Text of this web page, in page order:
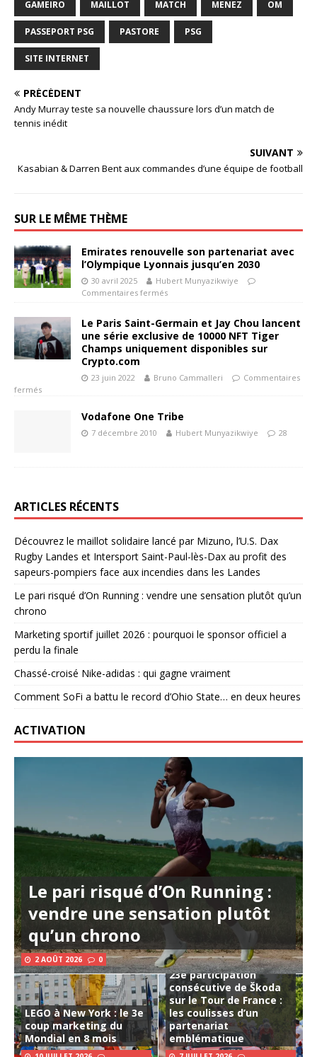
GAMEIRO MAILLOT MATCH MENEZ OM
PASSEPORT PSG PASTORE PSG
SITE INTERNET
PRÉCÉDENT
Andy Murray teste sa nouvelle chaussure lors d’un match de
tennis inédit
SUIVANT
Kasabian & Darren Bent aux commandes d’une équipe de football
SUR LE MÊME THÈME
Emirates renouvelle son partenariat avec
l’Olympique Lyonnais jusqu’en 2030
30 avril 2025
Hubert Munyazikwiye
Commentaires fermés
Le Paris Saint-Germain et Jay Chou lancent
une série exclusive de 10000 NFT Tiger
Champs uniquement disponibles sur
Crypto.com
23 juin 2022 Bruno Cammalleri
Commentaires
fermés
Vodafone One Tribe
7 décembre 2010 Hubert Munyazikwiye 28
ARTICLES RÉCENTS
Découvrez le maillot solidaire lancé par Mizuno, l’U.S. Dax
Rugby Landes et Intersport Saint-Paul-lès-Dax au profit des
sapeurs-pompiers face aux incendies dans les Landes
Le pari risqué d’On Running : vendre une sensation plutôt qu’un
chrono
Marketing sportif juillet 2026 : pourquoi le sponsor officiel a
perdu la finale
Chassé-croisé Nike-adidas : qui gagne vraiment
Comment SoFi a battu le record d’Ohio State… en deux heures
ACTIVATION
Le pari risqué d’On Running :
vendre une sensation plutôt
qu’un chrono
2 AOÛT 2026 0
LEGO à New York : le 3e
coup marketing du
Mondial en 8 mois
23e participation
consécutive de Škoda
sur le Tour de France :
les coulisses d’un
partenariat
emblématique